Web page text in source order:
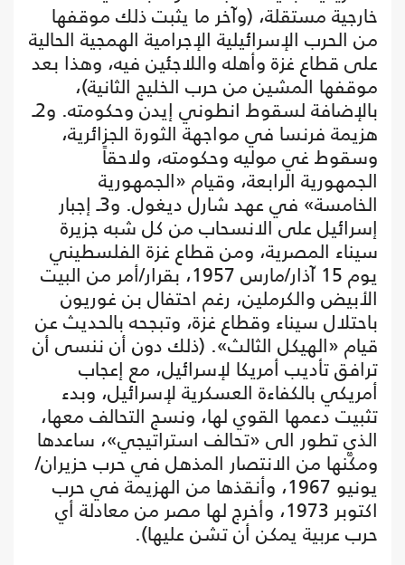
خارجية مستقلة، (وآخر ما يثبت ذلك موقفها
من الحرب الإسرائيلية الإجرامية الهمجية الحالية
على قطاع غزة وأهله واللاجئين فيه، وهذا بعد
موقفها المشين من حرب الخليج الثانية)،
بالإضافة لسقوط انطوني إيدن وحكومته. و2ـ
هزيمة فرنسا في مواجهة الثورة الجزائرية،
وسقوط غي موليه وحكومته، ولاحقاً
الجمهورية الرابعة، وقيام «الجمهورية
الخامسة» في عهد شارل ديغول. و3ـ إجبار
إسرائيل على الانسحاب من كل شبه جزيرة
سيناء المصرية، ومن قطاع غزة الفلسطيني
يوم 15 آذار/مارس 1957، بقرار/أمر من البيت
الأبيض والكرملين، رغم احتفال بن غوريون
باحتلال سيناء وقطاع غزة، وتبجحه بالحديث عن
قيام «الهيكل الثالث». (ذلك دون أن ننسى أن
ترافق تأديب أمريكا لإسرائيل، مع إعجاب
أمريكي بالكفاءة العسكرية لإسرائيل، وبدء
تثبيت دعمها القوي لها، ونسج التحالف معها،
الذي تطور الى «تحالف استراتيجي»، ساعدها
ومكّنها من الانتصار المذهل في حرب حزيران/
يونيو 1967، وأنقذها من الهزيمة في حرب
اكتوبر 1973، وأخرج لها مصر من معادلة أي
حرب عربية يمكن أن تشن عليها).